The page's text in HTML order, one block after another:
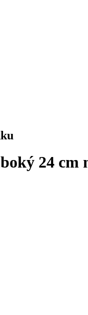
24 cm